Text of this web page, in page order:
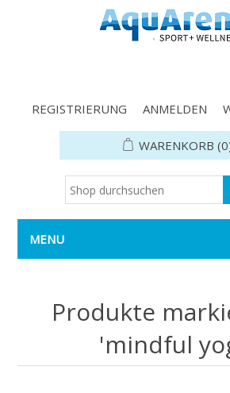
REGISTRIERUNG ANMELDEN
WARENKORB
MENU
Produkte
'mindful